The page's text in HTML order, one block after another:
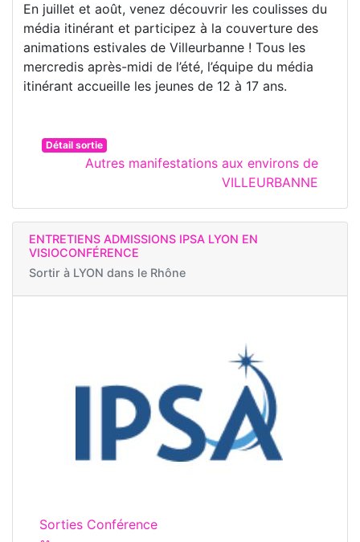
En juillet et août, venez découvrir les coulisses du
média itinérant et participez à la couverture des
animations estivales de Villeurbanne ! Tous les
mercredis après-midi de l’été, l’équipe du média
itinérant accueille les jeunes de 12 à 17 ans.
Détail sortie
Autres manifestations aux environs de
VILLEURBANNE
ENTRETIENS ADMISSIONS IPSA LYON EN
VISIOCONFÉRENCE
Sortir à LYON dans le Rhône
Sorties Conférence